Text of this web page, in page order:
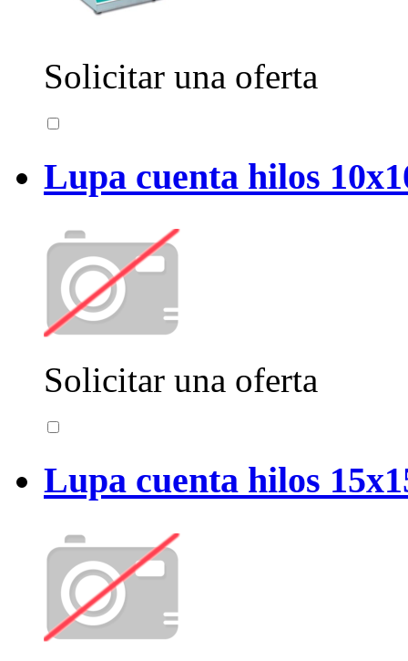
Solicitar una oferta
Lupa cuenta hilos
Solicitar una oferta
Lupa cuenta hilos